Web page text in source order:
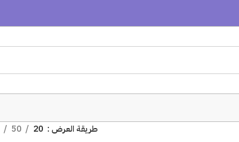
طريقة العرض
20
50